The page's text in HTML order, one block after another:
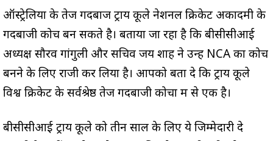
ऑस्ट्रेलिया के तेज गेंदबाज ट्राय कूले नेशनल क्रिकेट अकादमी के
गेंदबाजी कोच बन सकते है। बताया जा रहा है कि बीसीसीआई
अध्यक्ष सौरव गांगुली और सचिव जय शाह ने उन्हें NCA का कोच
बनने के लिए राजी कर लिया है। आपको बता दे कि ट्राय कूले
विश्व क्रिकेट के सर्वश्रेष्ठ तेज गेंदबाजी कोचों में से एक है।
बीसीसीआई ट्राय कूले को तीन साल के लिए ये जिम्मेदारी दे